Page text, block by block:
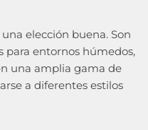
elección buena. Son
para entornos húmedos,
una amplia gama de
a diferentes estilos